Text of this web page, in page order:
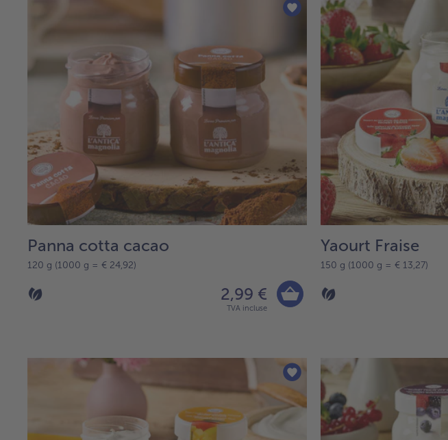
Panna cotta cacao
120 g (1000 g = € 24,92)
2,99 €
TVA incluse
Yaourt Fraise
150 g (1000 g = € 13,27)